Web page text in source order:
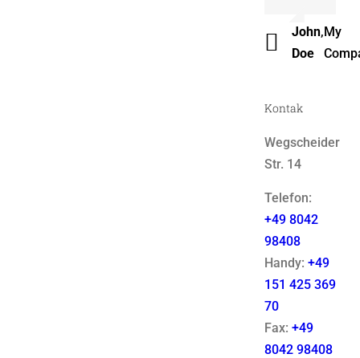
John
Doe
, My
Beck
Kontak
Wegscheider
Str. 14
Telefon:
+49 8042
98408
Handy: +49
151 425 369
70
Fax: +49
8042 98408